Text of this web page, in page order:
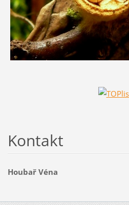
Kontakt
Houbař Véna